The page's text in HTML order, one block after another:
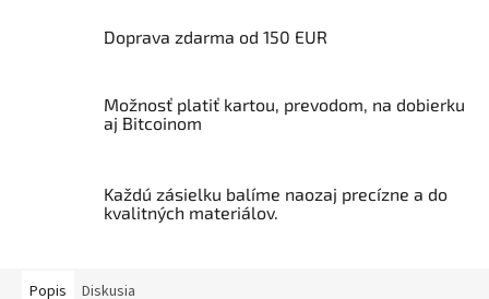
Doprava zdarma od 150 EUR
Možnosť platiť kartou, prevodom, na dobierku
aj Bitcoinom
Každú zásielku balíme naozaj precízne a do
kvalitných materiálov.
Popis Diskusia